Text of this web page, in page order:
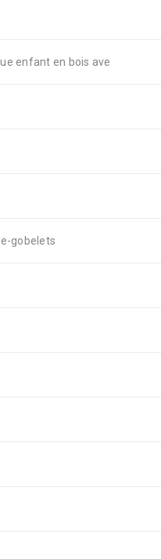
enfant en bois ave
gobelets